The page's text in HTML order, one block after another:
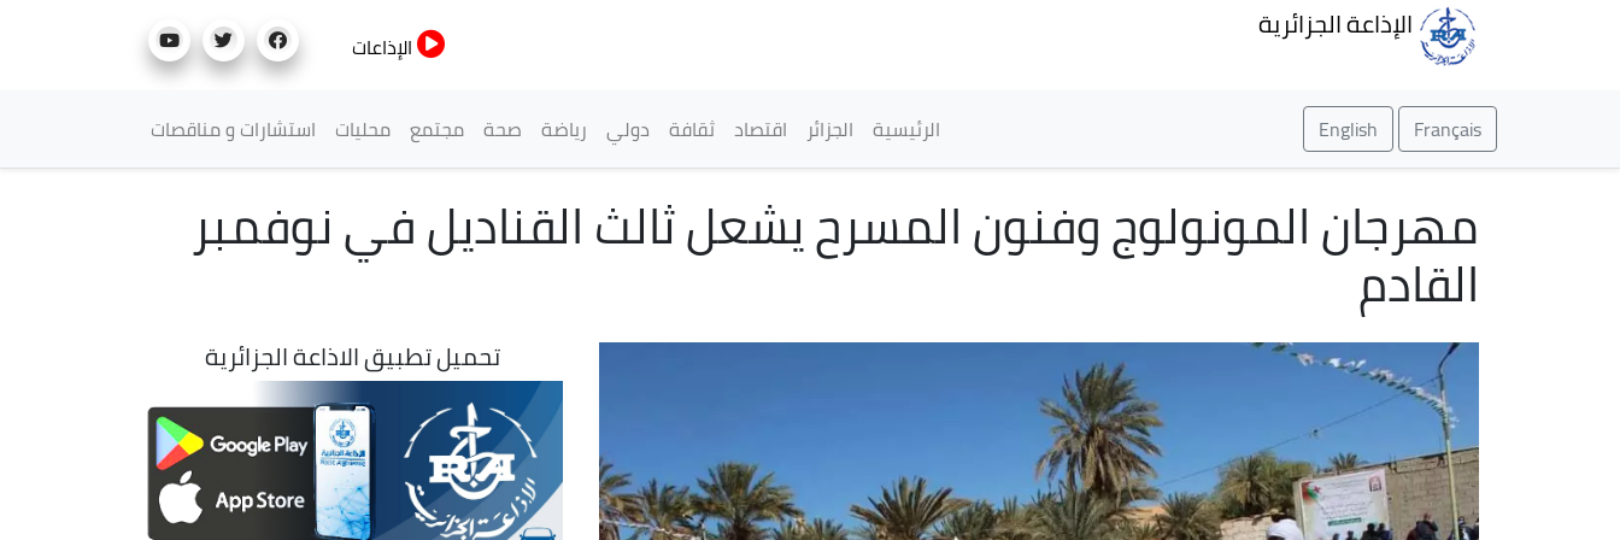
الإذاعة الجزائرية
الإذاعات
Français
English القائمة الرئيسية
الرئيسية الجزائر اقتصاد ثقافة دولي رياضة صحة مجتمع محليات استشارات و مناقصات
مهرجان المونولوج وفنون المسرح يشعل ثالث القناديل في نوفمبر
القادم
تحميل تطبيق الاذاعة الجزائرية